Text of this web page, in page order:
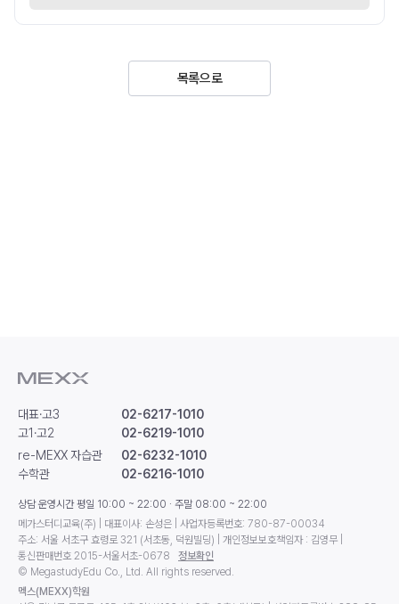
목록으로
대표·고3
02-6217-1010
고1·고2
02-6219-1010
re-MEXX 자습관
02-6232-1010
수학관
02-6216-1010
상담 운영시간 평일 10:00 ~ 22:00 · 주말 08:00 ~ 22:00
메가스터디교육(주) | 대표이사: 손성은 | 사업자등록번호: 780-87-00034
주소: 서울 서초구 효령로 321 (서초동, 덕원빌딩) | 개인정보보호책임자 : 김영무 |
통신판매번호 2015-서울서초-0678 정보확인
© MegastudyEdu Co., Ltd. All rights reserved.
멕스(MEXX)학원